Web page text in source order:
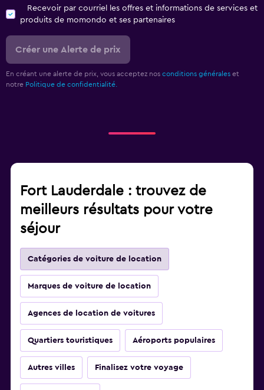
Recevoir par courriel les offres et informations de services et
produits de momondo et ses partenaires
Créer une Alerte de prix
En créant une alerte de prix, vous acceptez nos conditions générales et
notre Politique de confidentialité.
Fort Lauderdale : trouvez de
meilleurs résultats pour votre
séjour
Catégories de voiture de location
Marques de voiture de location
Agences de location de voitures
Quartiers touristiques Aéroports populaires
Autres villes Finalisez votre voyage